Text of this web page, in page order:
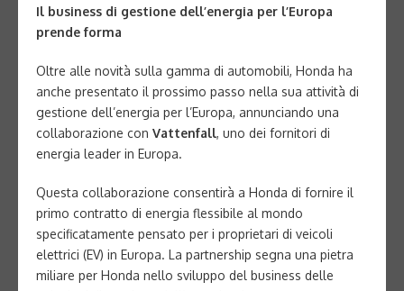
Il business di gestione dell’energia per l’Europa
prende forma
Oltre alle novità sulla gamma di automobili, Honda ha
anche presentato il prossimo passo nella sua attività di
gestione dell’energia per l’Europa, annunciando una
collaborazione con Vattenfall, uno dei fornitori di
energia leader in Europa.
Questa collaborazione consentirà a Honda di fornire il
primo contratto di energia flessibile al mondo
specificatamente pensato per i proprietari di veicoli
elettrici (EV) in Europa. La partnership segna una pietra
miliare per Honda nello sviluppo del business delle